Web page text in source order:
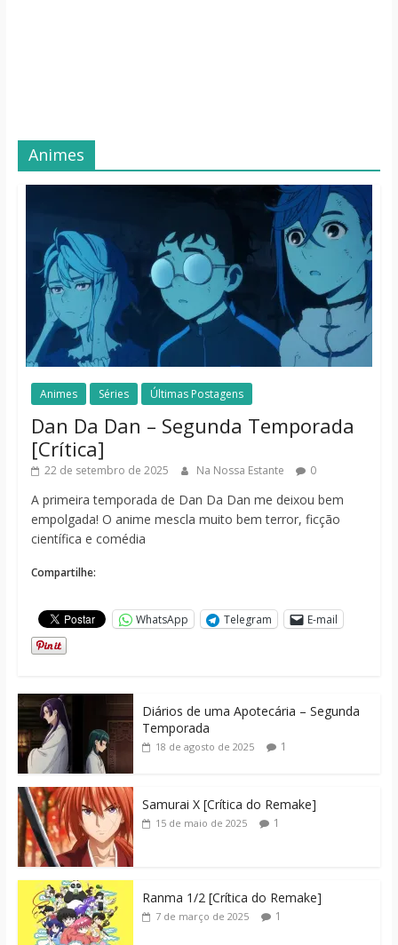
Animes
Animes Séries Últimas Postagens
Dan Da Dan – Segunda Temporada
[Crítica]
22 de setembro de 2025 Na Nossa Estante 0
A primeira temporada de Dan Da Dan me deixou bem
empolgada! O anime mescla muito bem terror, ficção
científica e comédia
Compartilhe:
WhatsApp Telegram E-mail
Diários de uma Apotecária – Segunda
Temporada
18 de agosto de 2025 1
Samurai X [Crítica do Remake]
15 de maio de 2025 1
Ranma 1/2 [Crítica do Remake]
7 de março de 2025 1